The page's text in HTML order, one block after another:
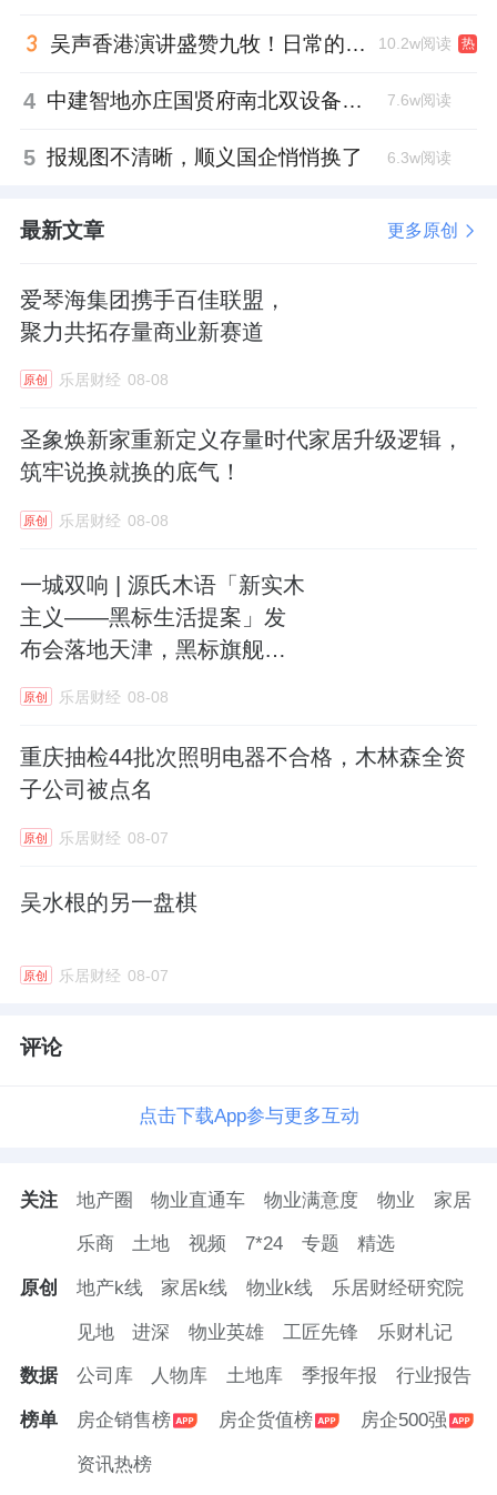
吴声香港演讲盛赞九牧！日常的小锚点变成科技突破点！ 10.2w阅读 热
4 中建智地亦庄国贤府南北双设备平台，得房率创区域新高 7.6w阅读
5 报规图不清晰，顺义国企悄悄换了 6.3w阅读
最新文章 更多原创
爱琴海集团携手百佳联盟，
聚力共拓存量商业新赛道
原创 乐居财经 08-08
圣象焕新家重新定义存量时代家居升级逻辑，
筑牢说换就换的底气！
原创 乐居财经 08-08
一城双响 | 源氏木语「新实木
主义——黑标生活提案」发
布会落地天津，黑标旗舰店
盛大启幕
原创 乐居财经 08-08
重庆抽检44批次照明电器不合格，木林森全资
子公司被点名
原创 乐居财经 08-07
吴水根的另一盘棋
原创 乐居财经 08-07
评论
点击下载App参与更多互动
关注 地产圈 物业直通车 物业满意度 物业 家居
乐商 土地 视频 7*24 专题 精选
原创 地产k线 家居k线 物业k线 乐居财经研究院
见地 进深 物业英雄 工匠先锋 乐财札记
数据 公司库 人物库 土地库 季报年报 行业报告
榜单 房企销售榜 房企货值榜 房企500强
资讯热榜